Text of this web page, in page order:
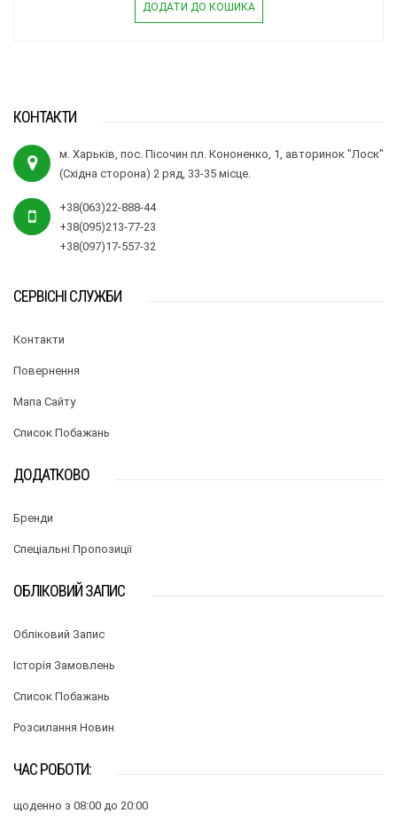
ДОДАТИ ДО КОШИКА
КОНТАКТИ
м. Харьків, пос. Пісочин пл. Кононенко, 1, авторинок "Лоск"
(Східна сторона) 2 ряд, 33-35 місце.
+38(063)22-888-44
+38(095)213-77-23
+38(097)17-557-32
СЕРВІСНІ СЛУЖБИ
Контакти
Повернення
Мапа Сайту
Список Побажань
ДОДАТКОВО
Бренди
Спеціальні Пропозиції
ОБЛІКОВИЙ ЗАПИС
Обліковий Запис
Історія Замовлень
Список Побажань
Розсилання Новин
ЧАС РОБОТИ:
щоденно з 08:00 до 20:00